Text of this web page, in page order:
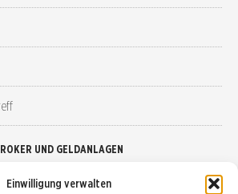
Einwilligung verwalten
UND GELDANLAGEN